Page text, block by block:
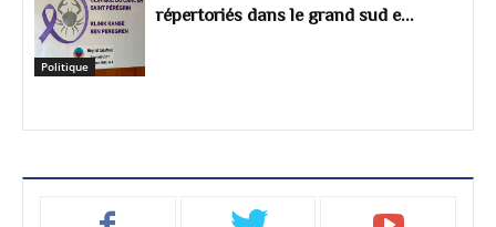
Politique
répertoriés dans le grand sud e...